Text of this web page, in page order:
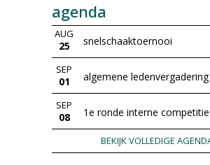
agenda
AUG
25 snelschaaktoernooi
SEP
01 algemene ledenvergadering
SEP
08 1e ronde interne competitie
BEKIJK VOLLEDIGE